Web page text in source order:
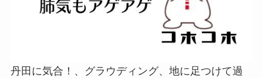
丹田に気合！、グラウディング、地に足つけて過